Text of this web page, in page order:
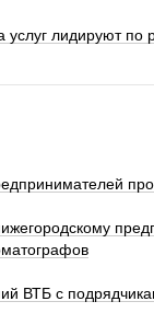
услуг лидируют
ВТБ с